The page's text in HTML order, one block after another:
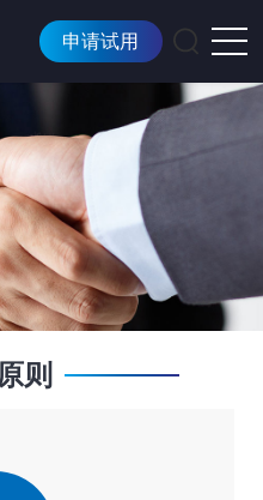
申请试用
则